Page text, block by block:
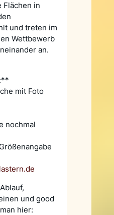
Flächen in
und treten im
Wettbewerb
an.
mit Foto
nochmal
und good
hier: